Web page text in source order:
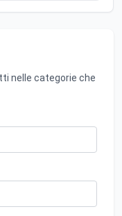
nelle categorie che